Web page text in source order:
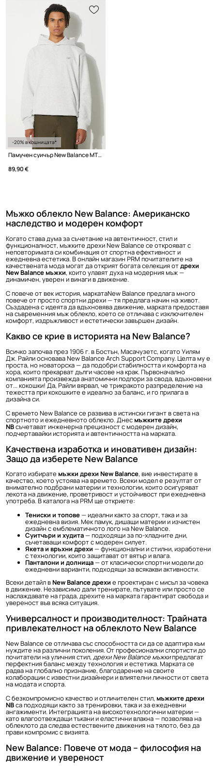
-20% в кошницата*
Памучен суичър New Balance MT41534AHH
89,90 €
Мъжко облекло New Balance: Американско
наследство и модерен комфорт
Когато става дума за съчетание на автентичност, стил и
функционалност, мъжките дрехи New Balance се открояват с
неповторимата си комбинация от спортна ефективност и
ежедневна естетика. В онлайн магазин PRM почитателите на
качествената мода могат да открият богата селекция отдрехи
New Balance мъжки, които улавят духа на модерния мъж —
динамичен, уверен и винаги в движение.
С повече от век история, маркатаNew Balance предлага много
повече от просто спортни дрехи — тя предлага начин на живот.
Създадена с идеята да вдъхновява движение, марката предоставя
на съвременния мъж облекло, което се отличава с изключителен
комфорт, издръжливост и естетически завършен дизайн.
Какво се крие в историята на New Balance?
Всичко започва през 1906 г. в Бостън, Масачузетс, когато Уилям
Дж. Райли основава New Balance Arch Support Company. Целта му е
проста, но новаторска — да подобри стабилността и комфорта на
хора, които прекарват дълги часове на крак. Първоначално
компанията произвежда анатомични подпори за свода, вдъхновени
от... кокошки! Да, Райли вярвал, че трикракото разпределение на
тежестта при кокошките е идеално за баланс, и го прилага в
дизайна си.
С времето New Balance се развива в истински гигант в света на
спортното и ежедневното облекло. Днесмъжките дрехи
NBсъчетават инженерна прецизност с модерен дизайн,
подчертавайки историята и автентичността на марката.
Качествена изработка и иновативен дизайн:
Защо да изберете New Balance
Когато избирате мъжки дрехи New Balance, вие инвестирате в
качество, което устоява на времето. Всеки модел е резултат от
внимателно подбрани материи и технологии, които осигуряват
лекота на движение, проветривост и устойчивост при ежедневна
употреба. В каталога на PRM ще откриете:
Тениски и топове— идеални както за спорт, така и за
ежедневна визия. Мек памук, дишащи материи и изчистен
дизайн с емблематичното лого на New Balance.
Суитчъри и худита— подходящи за по-хладните дни,
съчетаващи комфорт с модерен силует.
Якета и връхни дрехи — функционални и стилни, изработени
с технологии, които защитават от вятър и влага.
Панталони и долнища— от класически спортни модели до
ежедневни варианти, подходящи за всякакви активности.
Всеки детайл вNew Balance дрехи е проектиран с мисъл за човека
в движение. Независимо дали тренирате, пътувате или просто се
наслаждавате на града, дрехите на марката гарантират свобода и
увереност във всяка ситуация.
Универсалност и производителност: Трайната
привлекателност на облеклото New Balance
New Balance се отличава със способността си да се адаптира към
нуждите на различни поколения. От професионални спортисти до
почитатели на уличния стил, дрехи New Balance мъжкипредлагат
перфектния баланс между технология и естетика. Марката се
радва на глобално признание, благодарение на своите
колаборации с известни дизайнери и влиятелни личности от света
на модата и спорта.
С безкомпромисно качество и отличителен стил, мъжките дрехи
NBса подходящи както за тренировки, така и за ежедневни
ангажименти. Интеграцията на високотехнологични материи —
като влагоотвеждащи тъкани и еластични влакна — позволява на
облеклото да следва естествените движения на тялото, без да
прави компромис с визията.
New Balance: Повече от мода – философия на
движение и увереност